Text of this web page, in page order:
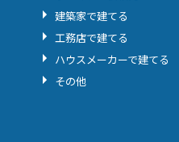
建築家で建てる
工務店で建てる
ハウスメーカーで建てる
その他